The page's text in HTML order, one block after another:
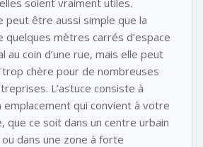
peut être aussi simple que la
quelques mètres carrés d’espace
au coin d’une rue, mais elle peut
chère pour de nombreuses
L’astuce consiste à
qui convient à votre
que ce soit dans un centre urbain
dans une zone à forte